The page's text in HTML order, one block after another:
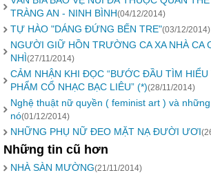
TRÀNG AN - NINH BÌNH(04/12/2014)
TỰ HÀO "DÁNG ĐỨNG BẾN TRE"(03/12/2014)
NGƯỜI GIỮ HỒN TRƯỜNG CA XA NHÀ CA
NHÌ(27/11/2014)
CẢM NHẬN KHI ĐỌC “BƯỚC ĐẦU TÌM HIỂU
PHẨM CỔ NHẠC BẠC LIÊU” (*)(28/11/2014)
Nghệ thuật nữ quyền ( feminist art ) và
nó(01/12/2014)
NHỮNG PHỤ NỮ ĐEO MẶT NẠ ĐƯỜI ƯƠI
Những tin cũ hơn
NHÀ SÀN MƯỜNG(21/11/2014)